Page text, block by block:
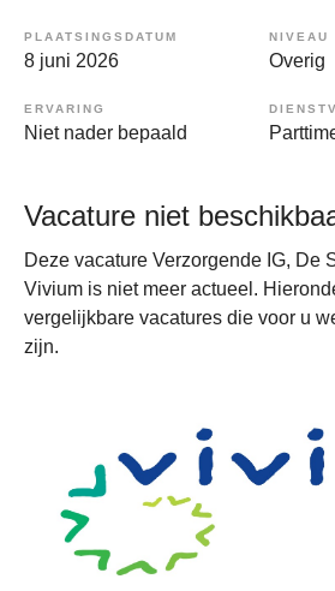
PLAATSINGSDATUM
8 juni 2026
NIVEAU
Overig
ERVARING
Niet nader bepaald
Vacature niet
Deze vacature Verzorgende IG, De
Vivium is niet meer actueel.
vergelijkbare vacatures die voor u
zijn.